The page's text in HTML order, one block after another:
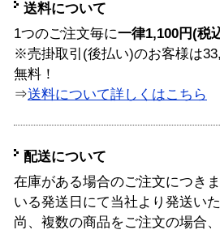
送料について
1つのご注文毎に一律1,100円(税
※売掛取引(後払い)のお客様は
無料！
⇒送料について詳しくはこちら
配送について
在庫がある場合のご注文につき
いる発送日にて当社より発送い
尚、複数の商品をご注文の場合